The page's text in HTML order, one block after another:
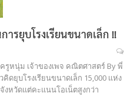
รยุบโรงเรียนขนาดเล็ก !!
หนุ่ม เจ้าของเพจ คณิตศาสตร์ By พี่
ดยุบโรงเรียนขนาดเล็ก 15,000 แห่ง
งหวัดแต่คะแนนโอเน็ตสูงกว่า